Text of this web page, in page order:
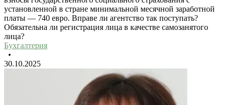
установленной в стране минимальной месячной заработной
платы — 740 евро. Вправе ли агентство так поступать?
Обязательна ли регистрация лица в качестве самозанятого
лица?
Бухгалтерия
•
30.10.2025